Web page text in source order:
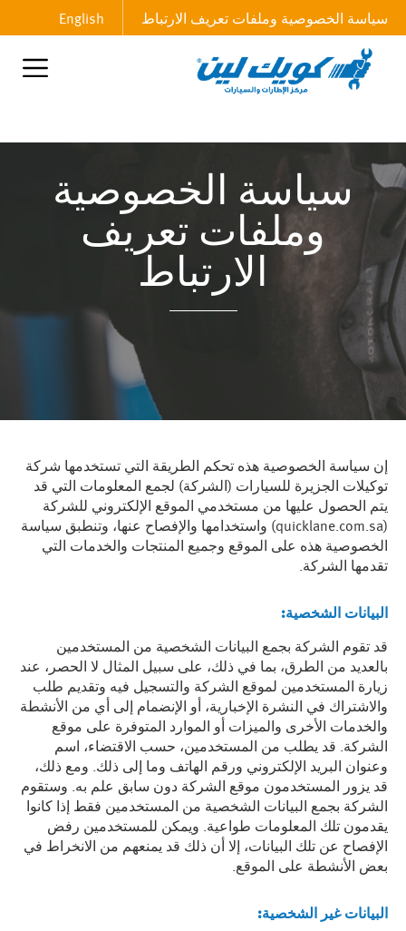
سياسة الخصوصية وملفات تعريف الارتباط English
سياسة الخصوصية
وملفات تعريف
الارتباط
إن سياسة الخصوصية هذه تحكم الطريقة التي تستخدمها شركة
توكيلات الجزيرة للسيارات (الشركة) لجمع المعلومات التي قد
يتم الحصول عليها من مستخدمي الموقع الإلكتروني للشركة
(quicklane.com.sa) واستخدامها والإفصاح عنها، وتنطبق سياسة
الخصوصية هذه على الموقع وجميع المنتجات والخدمات التي
تقدمها الشركة.
البيانات الشخصية:
قد تقوم الشركة بجمع البيانات الشخصية من المستخدمين
بالعديد من الطرق، بما في ذلك، على سبيل المثال لا الحصر، عند
زيارة المستخدمين لموقع الشركة والتسجيل فيه وتقديم طلب
والاشتراك في النشرة الإخبارية، أو الإنضمام إلى أي من الأنشطة
والخدمات الأخرى والميزات أو الموارد المتوفرة على موقع
الشركة. قد يطلب من المستخدمين، حسب الاقتضاء، اسم
وعنوان البريد الإلكتروني ورقم الهاتف وما إلى ذلك. ومع ذلك،
قد يزور المستخدمون موقع الشركة دون سابق علم به. وستقوم
الشركة بجمع البيانات الشخصية من المستخدمين فقط إذا كانوا
يقدمون تلك المعلومات طواعية. ويمكن للمستخدمين رفض
الإفصاح عن تلك البيانات، إلا أن ذلك قد يمنعهم من الانخراط في
بعض الأنشطة على الموقع.
البيانات غير الشخصية: